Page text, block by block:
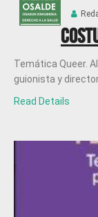
Temática Queer.
guionista y
Read Details